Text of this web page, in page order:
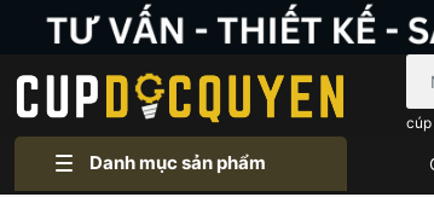
cúp
Danh mục sản phẩm